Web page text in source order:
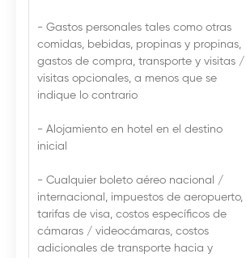
- Gastos personales tales como otras
comidas, bebidas, propinas y propinas,
gastos de compra, transporte y visitas /
visitas opcionales, a menos que se
indique lo contrario
- Alojamiento en hotel en el destino
inicial
- Cualquier boleto aéreo nacional /
internacional, impuestos de aeropuerto,
tarifas de visa, costos específicos de
cámaras / videocámaras, costos
adicionales de transporte hacia y